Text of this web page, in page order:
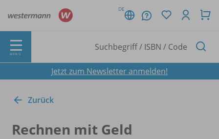
DE
MENÜ
Jetzt zum Newsletter anmelden!
Zurück
Rechnen mit Geld